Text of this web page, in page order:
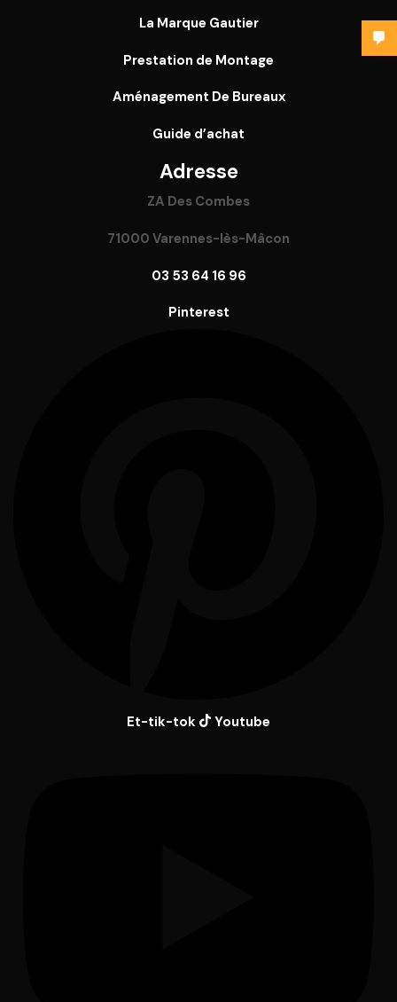
La Marque Gautier
Prestation de Montage
Aménagement De Bureaux
Guide d’achat
Adresse
ZA Des Combes
71000 Varennes-lès-Mâcon
03 53 64 16 96
Pinterest
Et-tik-tok Youtube